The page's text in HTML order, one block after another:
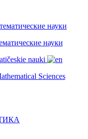
науки
nauki
Sciences